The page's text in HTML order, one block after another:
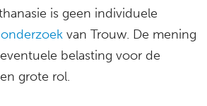
is geen individuele
onderzoek van Trouw. De mening
belasting voor de
grote rol.